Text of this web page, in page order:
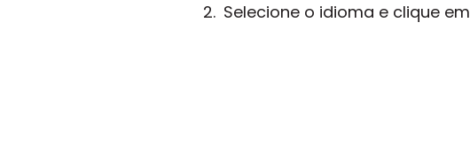
Selecione o idioma e clique em